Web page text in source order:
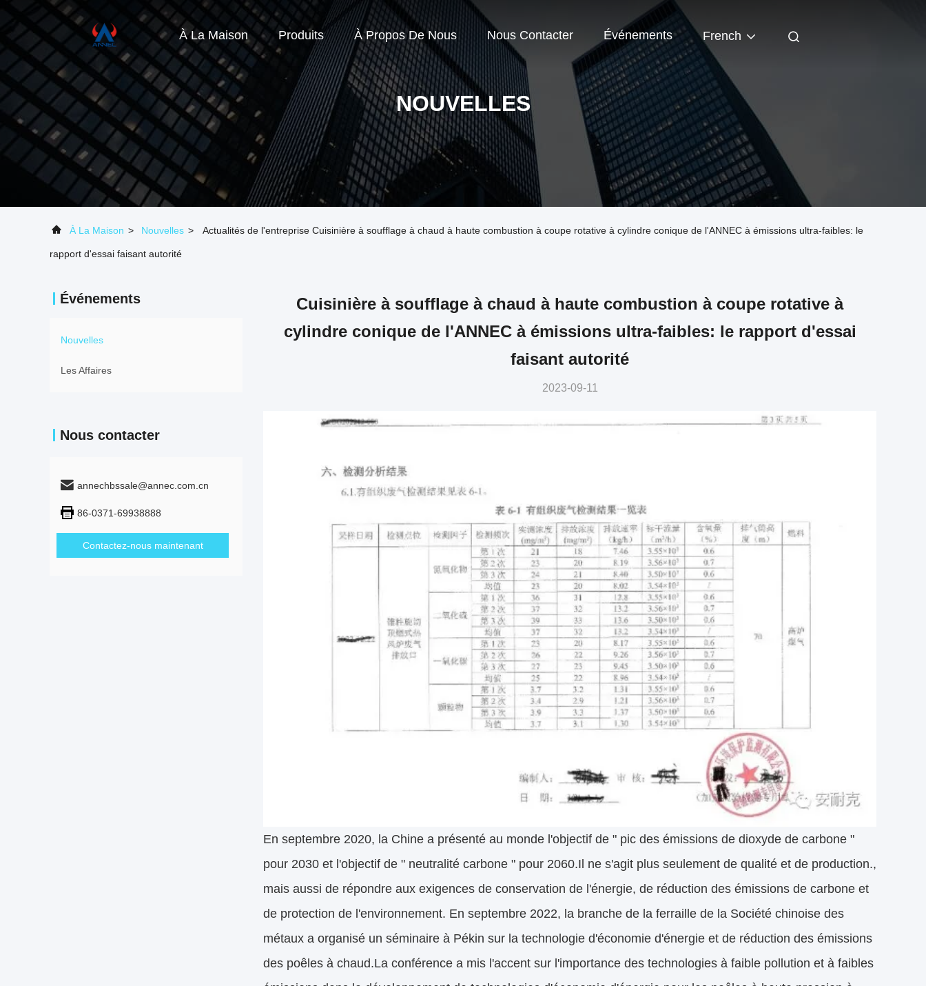
À La Maison Produits À Propos De Nous Nous Contacter Événements French
NOUVELLES
À La Maison > Nouvelles > Actualités de l'entreprise Cuisinière à soufflage à chaud à haute combustion à coupe rotative à cylindre conique de l'ANNEC à émissions ultra-faibles: le
rapport d'essai faisant autorité
Événements
Nouvelles
Les Affaires
Nous contacter
annechbssale@annec.com.cn
86-0371-69938888
Contactez-nous maintenant
Cuisinière à soufflage à chaud à haute combustion à coupe rotative à
cylindre conique de l'ANNEC à émissions ultra-faibles: le rapport d'essai
faisant autorité
2023-09-11
En septembre 2020, la Chine a présenté au monde l'objectif de " pic des émissions de dioxyde de carbone "
pour 2030 et l'objectif de " neutralité carbone " pour 2060.Il ne s'agit plus seulement de qualité et de production.,
mais aussi de répondre aux exigences de conservation de l'énergie, de réduction des émissions de carbone et
de protection de l'environnement. En septembre 2022, la branche de la ferraille de la Société chinoise des
métaux a organisé un séminaire à Pékin sur la technologie d'économie d'énergie et de réduction des émissions
des poêles à chaud.La conférence a mis l'accent sur l'importance des technologies à faible pollution et à faibles